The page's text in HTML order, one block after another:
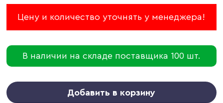
Цену и количество уточнять у менеджера!
В наличии на складе поставщика 100 шт.
Добавить в корзину